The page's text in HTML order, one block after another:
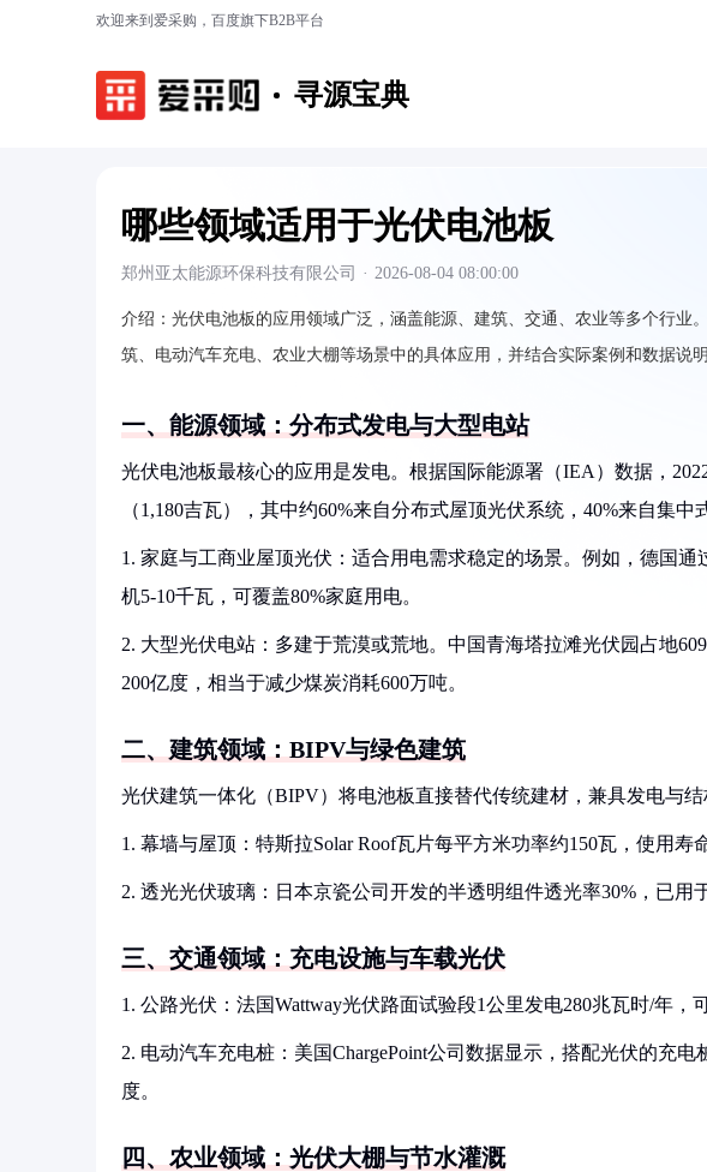
欢迎来到爱采购，百度旗下B2B平台
寻源宝典
哪些领域适用于光伏电池板
郑州亚太能源环保科技有限公司 · 2026-08-04 08:00:00
介绍： 光伏电池板的应用领域广泛，涵盖能源、建筑、交通、农业等多个行业
筑、电动汽车充电、农业大棚等场景中的具体应用，并结合实际案例和数据说
一、能源领域：分布式发电与大型电站
光伏电池板最核心的应用是发电。根据国际能源署（IEA）数据，
（1,180吉瓦），其中约60%来自分布式屋顶光伏系统，40%来自集中
1. 家庭与工商业屋顶光伏：适合用电需求稳定的场景。例如，德国
机5-10千瓦，可覆盖80%家庭用电。
2. 大型光伏电站：多建于荒漠或荒地。中国青海塔拉滩光伏园占地
200亿度，相当于减少煤炭消耗600万吨。
二、建筑领域：BIPV与绿色建筑
光伏建筑一体化（BIPV）将电池板直接替代传统建材，兼具发电与结
1. 幕墙与屋顶：特斯拉Solar Roof瓦片每平方米功率约150瓦，使用寿
2. 透光光伏玻璃：日本京瓷公司开发的半透明组件透光率30%，已用
三、交通领域：充电设施与车载光伏
1. 公路光伏：法国Wattway光伏路面试验段1公里发电280兆瓦时/年，
2. 电动汽车充电桩：美国ChargePoint公司数据显示，搭配光伏的充
度。
四、农业领域：光伏大棚与节水灌溉